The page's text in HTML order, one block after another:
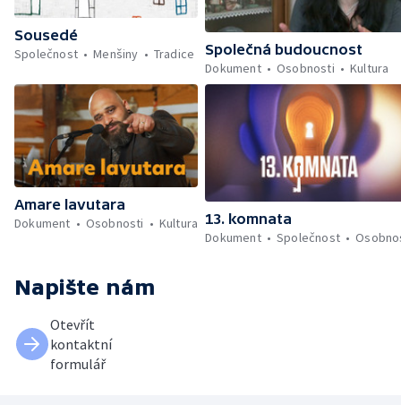
Sousedé
Společnost
Menšiny Tradice
Společná budoucnost
Dokument
Osobnosti Kultura
Amare lavutara
Dokument
Osobnosti Kultura 13. komnata
Dokument
Společnost
Napište nám
Otevřít
kontaktní
formulář